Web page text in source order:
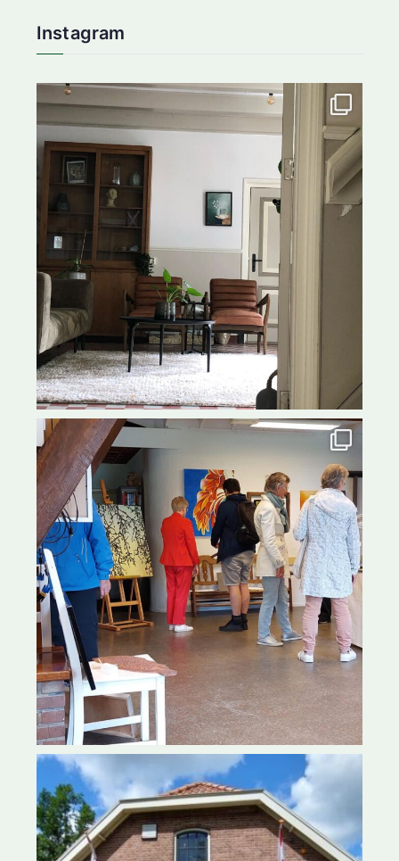
Instagram